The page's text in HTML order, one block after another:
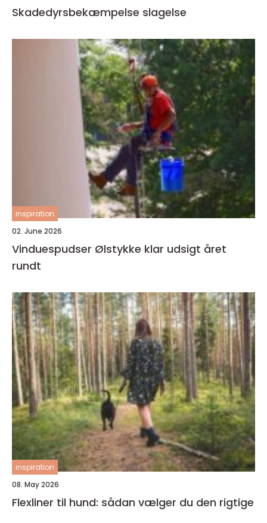
Skadedyrsbekæmpelse slagelse
inspiration
02. June 2026
Vinduespudser Ølstykke klar udsigt året
rundt
inspiration
08. May 2026
Flexliner til hund: sådan vælger du den rigtige